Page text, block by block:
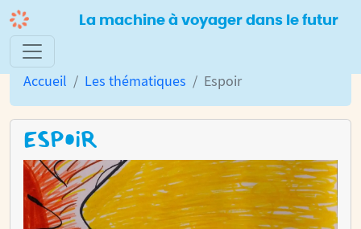
La machine à voyager dans le futur
Accueil Les thématiques Espoir
ESPOIR